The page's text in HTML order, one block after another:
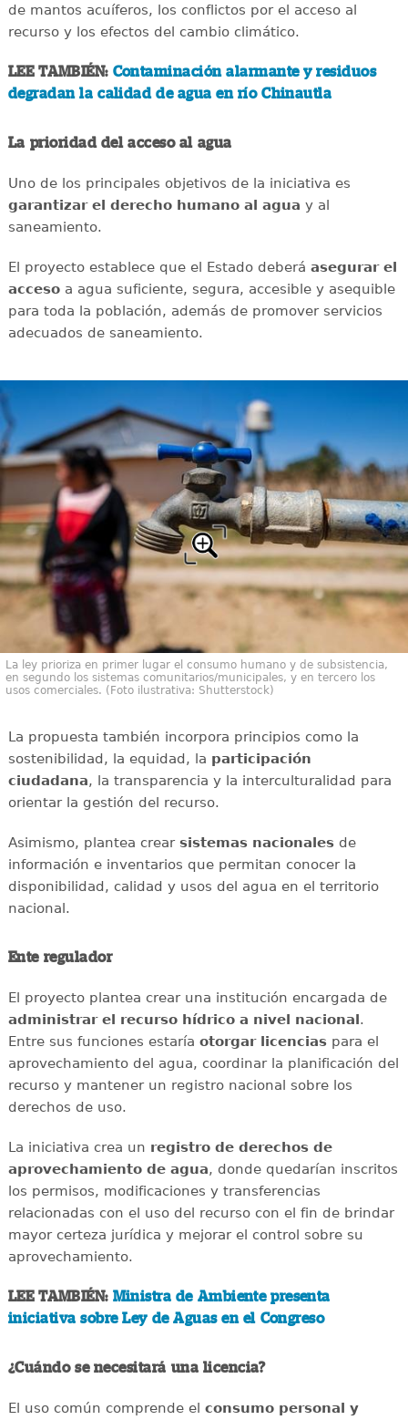
de mantos acuíferos, los conflictos por el acceso al
recurso y los efectos del cambio climático.
LEE TAMBIÉN: Contaminación alarmante y residuos
degradan la calidad de agua en río Chinautla
La prioridad del acceso al agua
Uno de los principales objetivos de la iniciativa es
garantizar el derecho humano al agua y al
saneamiento.
El proyecto establece que el Estado deberá asegurar el
accesoa agua suficiente, segura, accesible y asequible
para toda la población, además de promover servicios
adecuados de saneamiento.
La ley prioriza en primer lugar el consumo humano y de subsistencia,
en segundo los sistemas comunitarios/municipales, y en tercero los
usos comerciales. (Foto ilustrativa: Shutterstock)
La propuesta también incorpora principios como la
sostenibilidad, la equidad, la participación
ciudadana, la transparencia y la interculturalidad para
orientar la gestión del recurso.
Asimismo, plantea crear sistemas nacionalesde
información e inventarios que permitan conocer la
disponibilidad, calidad y usos del agua en el territorio
nacional.
Ente regulador
El proyecto plantea crear una institución encargada de
administrar el recurso hídrico a nivel nacional.
Entre sus funciones estaría otorgar licenciaspara el
aprovechamiento del agua, coordinar la planificación del
recurso y mantener un registro nacional sobre los
derechos de uso.
La iniciativa crea un registro de derechos de
aprovechamiento de agua, donde quedarían inscritos
los permisos, modificaciones y transferencias
relacionadas con el uso del recurso con el fin de brindar
mayor certeza jurídica y mejorar el control sobre su
aprovechamiento.
LEE TAMBIÉN: Ministra de Ambiente presenta
iniciativa sobre Ley de Aguas en el Congreso
¿Cuándo se necesitará una licencia?
El uso común comprende el consumo personal y